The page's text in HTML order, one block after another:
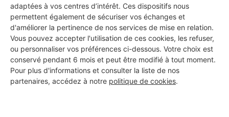
adaptées à vos centres d’intérêt. Ces dispositifs nous
permettent également de sécuriser vos échanges et
d'améliorer la pertinence de nos services de mise en relation.
Vous pouvez accepter l'utilisation de ces cookies, les refuser,
ou personnaliser vos préférences ci-dessous. Votre choix est
conservé pendant 6 mois et peut être modifié à tout moment.
Pour plus d'informations et consulter la liste de nos
partenaires, accédez à notre politique de cookies.